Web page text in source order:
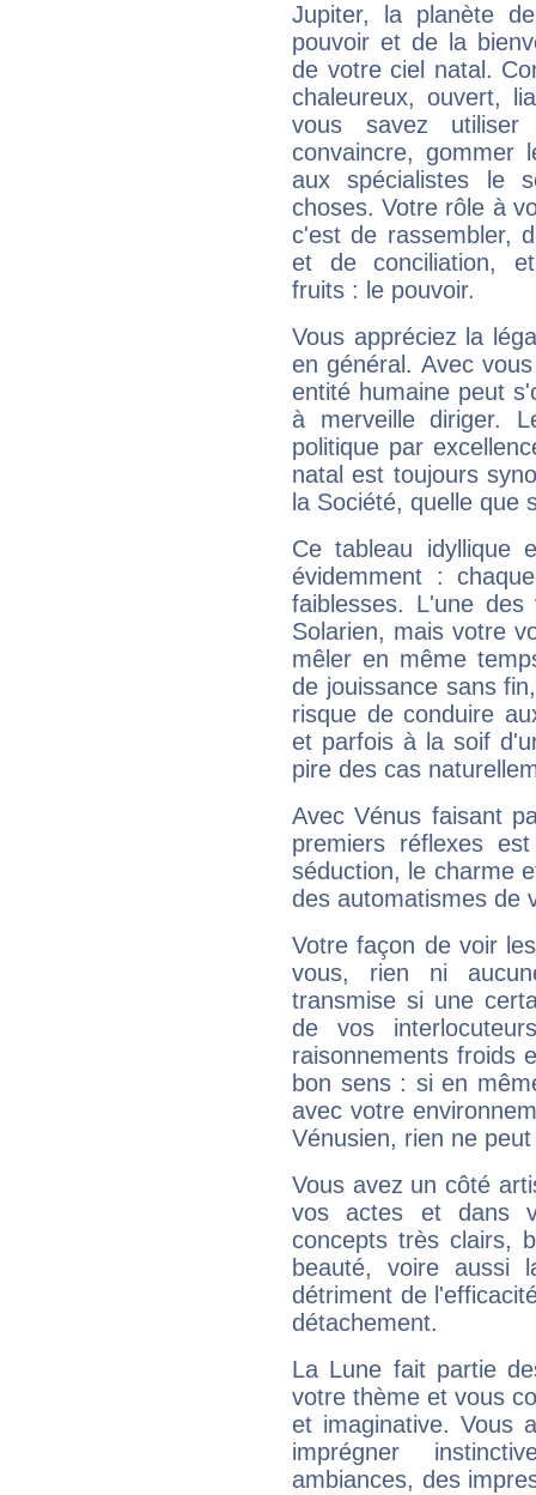
Jupiter, la planète
pouvoir et de la
de votre ciel natal.
chaleureux, ouvert,
vous savez
convaincre, gommer
aux spécialistes le
choses. Votre rôle à
c'est de rassembler,
et de conciliation,
fruits : le pouvoir.
Vous appréciez la
en général. Avec
entité humaine peut
à merveille diriger.
politique par
natal est toujours
la Société, quelle que
Ce tableau idyllique
évidemment :
faiblesses. L'une
Solarien, mais votre
mêler en même
de jouissance sans
risque de conduire
et parfois à la soif
pire des cas
Avec Vénus faisant
premiers réflexes
séduction, le charme
des automatismes de
Votre façon de voir
vous, rien ni
transmise si une
de vos
raisonnements froids
bon sens : si en
avec votre
Vénusien, rien ne
Vous avez un côté
vos actes et dans
concepts très clairs,
beauté, voire aussi
détriment de
détachement.
La Lune fait partie
votre thème et vous
et imaginative. Vous
imprégner
ambiances, des